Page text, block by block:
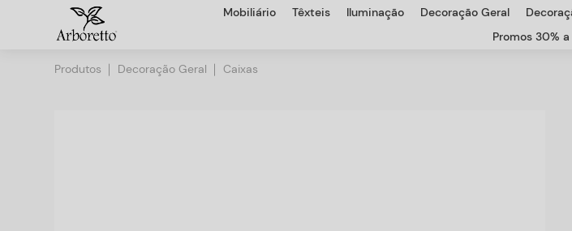
Mobiliário Têxteis Iluminação Decoração Geral
Promos 30%
Produtos Decoração Geral Caixas